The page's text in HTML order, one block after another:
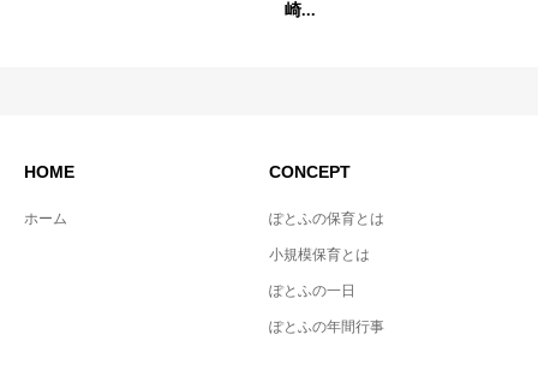
崎...
HOME
ホーム
CONCEPT
ぽとふの保育とは
小規模保育とは
ぽとふの一日
ぽとふの年間行事